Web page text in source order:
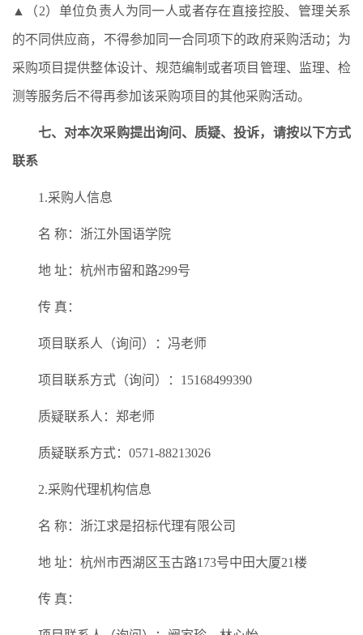
▲（2）单位负责人为同一人或者存在直接控股、管理关系
的不同供应商，不得参加同一合同项下的政府采购活动；为
采购项目提供整体设计、规范编制或者项目管理、监理、检
测等服务后不得再参加该采购项目的其他采购活动。
七、对本次采购提出询问、质疑、投诉，请按以下方式
联系
1.采购人信息
名 称：浙江外国语学院
地 址：杭州市留和路299号
传 真：
项目联系人（询问）：冯老师
项目联系方式（询问）：15168499390
质疑联系人：郑老师
质疑联系方式：0571-88213026
2.采购代理机构信息
名 称：浙江求是招标代理有限公司
地 址：杭州市西湖区玉古路173号中田大厦21楼
传 真：